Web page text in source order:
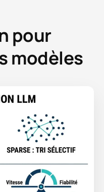
pour
modèles